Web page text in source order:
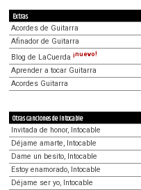
Extras
Acordes de Guitarra
Afinador de Guitarra
Blog de LaCuerda ¡nuevo!
Aprender a tocar Guitarra
Acordes Guitarra
Otras canciones de Intocable
Invitada de honor, Intocable
Déjame amarte, Intocable
Dame un besito, Intocable
Estoy enamorado, Intocable
Déjame ser yo, Intocable